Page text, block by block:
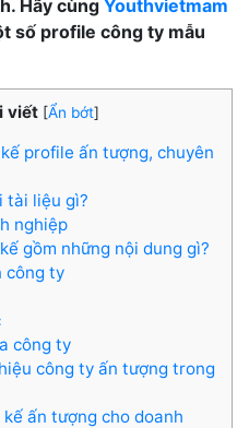
Hãy cùng Youthvietmam
số profile công ty mẫu
viết [Ẩn bớt]
profile ấn tượng, chuyên
tài liệu gì?
nghiệp
gồm những nội dung gì?
công ty
công ty
công ty ấn tượng trong
ấn tượng cho doanh